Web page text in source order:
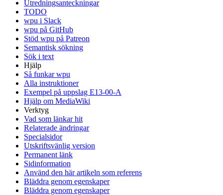
Utredningsanteckningar
TODO
wpu i Slack
wpu på GitHub
Stöd wpu på Patreon
Semantisk sökning
Sök i text
Hjälp
Så funkar wpu
Alla instruktioner
Exempel på uppslag E13-00-A
Hjälp om MediaWiki
Verktyg
Vad som länkar hit
Relaterade ändringar
Specialsidor
Utskriftsvänlig version
Permanent länk
Sidinformation
Använd den här artikeln som referens
Bläddra genom egenskaper
Bläddra genom egenskaper